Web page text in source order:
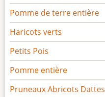
Pomme de terre entière
Haricots verts
Petits Pois
Pomme entière
Pruneaux Abricots Dattes